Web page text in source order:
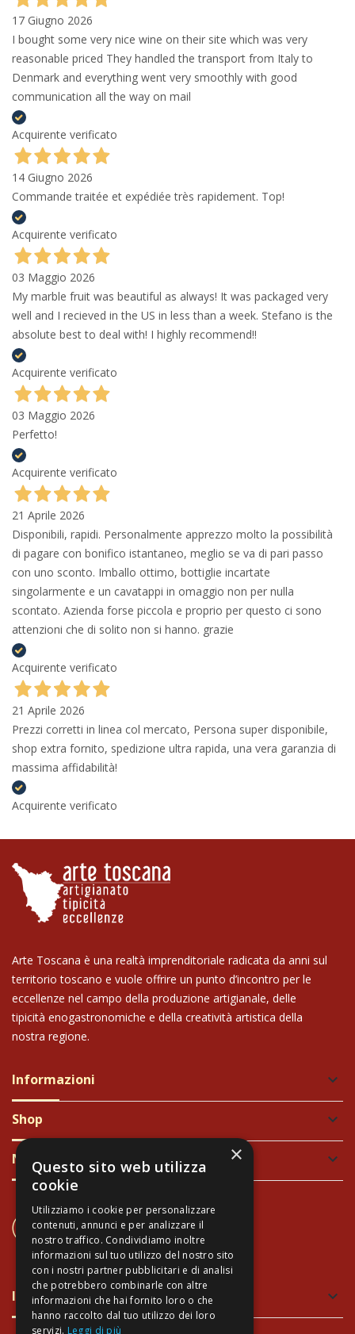
17 Giugno 2026
I bought some very nice wine on their site which was very
reasonable priced They handled the transport from Italy to
Denmark and everything went very smoothly with good
communication all the way on mail
Acquirente verificato
14 Giugno 2026
Commande traitée et expédiée très rapidement. Top!
Acquirente verificato
03 Maggio 2026
My marble fruit was beautiful as always! It was packaged very
well and I recieved in the US in less than a week. Stefano is the
absolute best to deal with! I highly recommend!!
Acquirente verificato
03 Maggio 2026
Perfetto!
Acquirente verificato
21 Aprile 2026
Disponibili, rapidi. Personalmente apprezzo molto la possibilità
di pagare con bonifico istantaneo, meglio se va di pari passo
con uno sconto. Imballo ottimo, bottiglie incartate
singolarmente e un cavatappi in omaggio non per nulla
scontato. Azienda forse piccola e proprio per questo ci sono
attenzioni che di solito non si hanno. grazie
Acquirente verificato
21 Aprile 2026
Prezzi corretti in linea col mercato, Persona super disponibile,
shop extra fornito, spedizione ultra rapida, una vera garanzia di
massima affidabilità!
Acquirente verificato
Arte Toscana è una realtà imprenditoriale radicata da anni sul
territorio toscano e vuole offrire un punto d’incontro per le
eccellenze nel campo della produzione artigianale, delle
tipicità enogastronomiche e della creatività artistica della
nostra regione.
Informazioni keyboard_arrow_down
Shop keyboard_arrow_down
Newsletter keyboard_arrow_down
CONTATTACI
+39 337 689965
Imballaggio verde e sicuro keyboard_arrow_down
×
Questo sito web utilizza
cookie
Utilizziamo i cookie per personalizzare
contenuti, annunci e per analizzare il
nostro traffico. Condividiamo inoltre
informazioni sul tuo utilizzo del nostro sito
con i nostri partner pubblicitari e di analisi
che potrebbero combinarle con altre
informazioni che hai fornito loro o che
hanno raccolto dal tuo utilizzo dei loro
servizi. Leggi di più